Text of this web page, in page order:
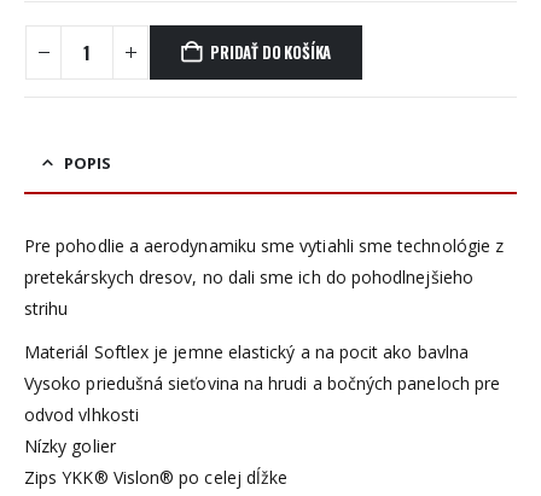
PRIDAŤ DO KOŠÍKA
POPIS
Pre pohodlie a aerodynamiku sme vytiahli sme technológie z
pretekárskych dresov, no dali sme ich do pohodlnejšieho
strihu
Materiál Softlex je jemne elastický a na pocit ako bavlna
Vysoko priedušná sieťovina na hrudi a bočných paneloch pre
odvod vlhkosti
Nízky golier
Zips YKK® Vislon® po celej dĺžke